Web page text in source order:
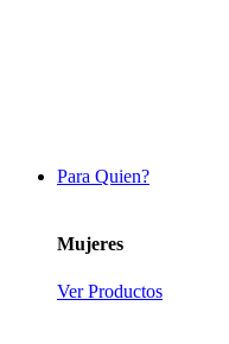
Para Quien?
Mujeres
Ver Productos